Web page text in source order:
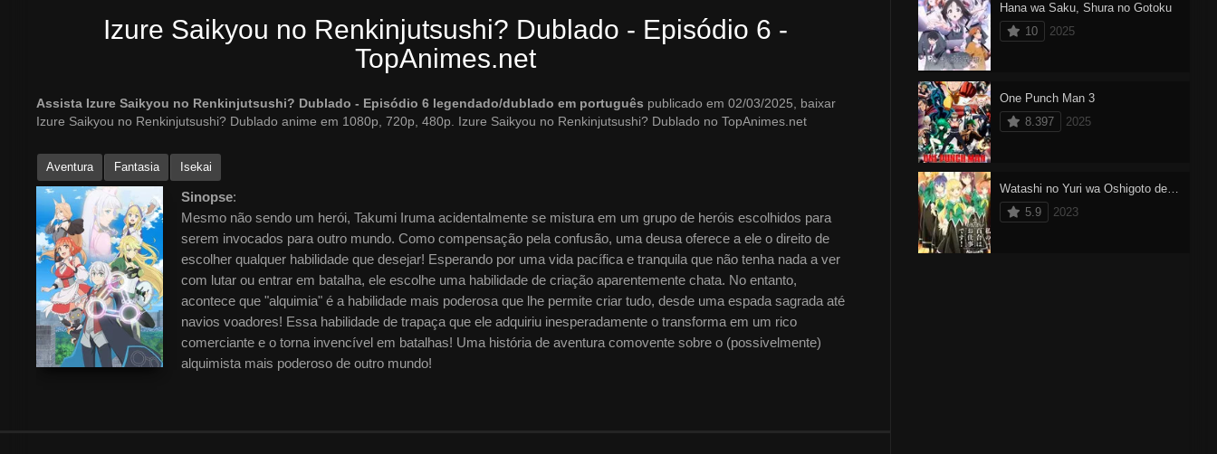
Izure Saikyou no Renkinjutsushi? Dublado - Episódio 6 -
TopAnimes.net
Assista Izure Saikyou no Renkinjutsushi? Dublado - Episódio 6 legendado/dublado em português publicado em 02/03/2025, baixar
Izure Saikyou no Renkinjutsushi? Dublado anime em 1080p, 720p, 480p. Izure Saikyou no Renkinjutsushi? Dublado no TopAnimes.net
Aventura Fantasia Isekai
Sinopse:
Mesmo não sendo um herói, Takumi Iruma acidentalmente se mistura em um grupo de heróis escolhidos para
serem invocados para outro mundo. Como compensação pela confusão, uma deusa oferece a ele o direito de
escolher qualquer habilidade que desejar! Esperando por uma vida pacífica e tranquila que não tenha nada a ver
com lutar ou entrar em batalha, ele escolhe uma habilidade de criação aparentemente chata. No entanto,
acontece que "alquimia" é a habilidade mais poderosa que lhe permite criar tudo, desde uma espada sagrada até
navios voadores! Essa habilidade de trapaça que ele adquiriu inesperadamente o transforma em um rico
comerciante e o torna invencível em batalhas! Uma história de aventura comovente sobre o (possivelmente)
alquimista mais poderoso de outro mundo!
Hana wa Saku, Shura no Gotoku
10
2025
One Punch Man 3
8.397
2025
Watashi no Yuri wa Oshigoto desu!
5.9
2023